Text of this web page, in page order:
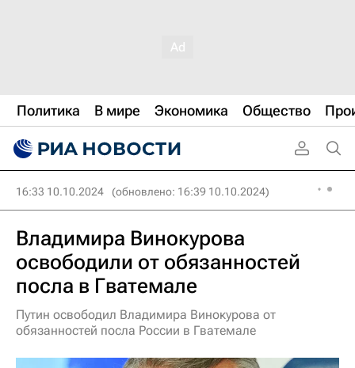
Политика В мире Экономика Общество
16:33 10.10.2024 (обновлено: 16:39 10.10.2024)
Владимира Винокурова
освободили от обязанностей
посла в Гватемале
Путин освободил Владимира Винокурова от
обязанностей посла России в Гватемале